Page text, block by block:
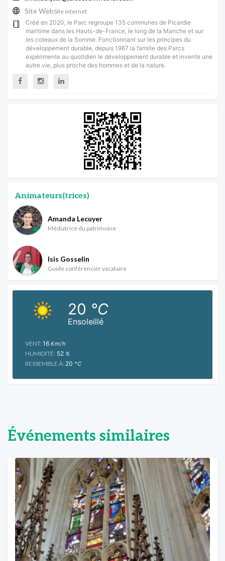
Site WebSite internet
Créé en 2020, le Parc regroupe 135 communes de Picardie
maritime dans les Hauts-de-France, le long de la Manche et sur
les coteaux de la Somme. Fonctionnant sur les principes du
développement durable, depuis 1967 la famille des Parcs
expérimente au quotidien le développement durable et invente une
autre vie, plus proche des hommes et de la nature.
Animateurs(trices)
Amanda Lecuyer
Médiatrice du patrimoine
Isis Gosselin
Guide conférencier vacataire
Ensoleillé
20 °C
VENT: 16 Km/h
HUMIDITÉ: 52 %
RESSEMBLE À: 20 °C
Événements similaires